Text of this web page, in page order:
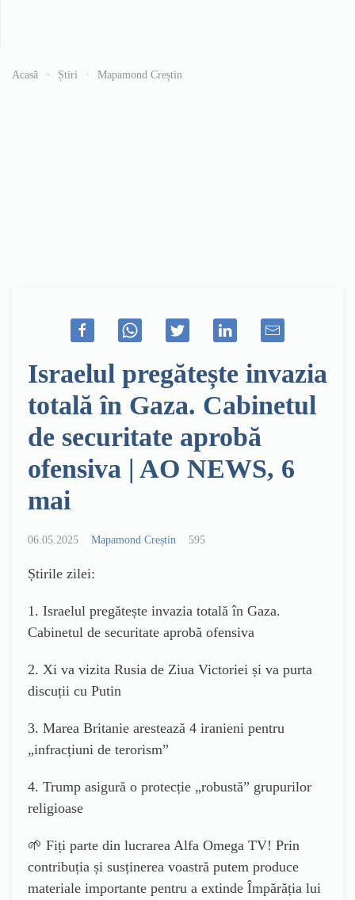
Acasă Știri Mapamond Creștin
Israelul pregătește invazia
totală în Gaza. Cabinetul
de securitate aprobă
ofensiva | AO NEWS, 6
mai
06.05.2025 Mapamond Creștin 595
Știrile zilei:
1. Israelul pregătește invazia totală în Gaza.
Cabinetul de securitate aprobă ofensiva
2. Xi va vizita Rusia de Ziua Victoriei și va purta
discuții cu Putin
3. Marea Britanie arestează 4 iranieni pentru
„infracțiuni de terorism”
4. Trump asigură o protecție „robustă” grupurilor
religioase
🌱 Fiți parte din lucrarea Alfa Omega TV! Prin
contribuția și susținerea voastră putem produce
materiale importante pentru a extinde Împărăția lui